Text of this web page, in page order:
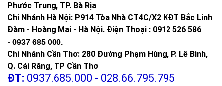
Phước Trung, TP. Bà Rịa
Chi Nhánh Hà Nội: P914 Tòa Nhà CT4C/X2 KĐT Bắc Linh
Đàm - Hoàng Mai - Hà Nội. Điện Thoại : 0912 526 586
- 0937 685 000.
Chi Nhánh Cần Thơ: 280 Đường Phạm Hùng, P. Lê Bình,
Q. Cái Răng, TP Cần Thơ
ĐT: 0937.685.000 - 028.66.795.795